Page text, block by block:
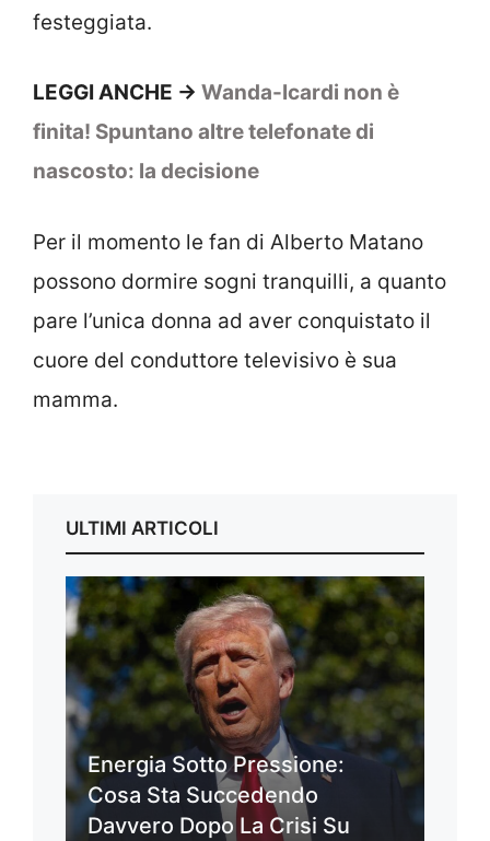
festeggiata.
LEGGI ANCHE -> Wanda-Icardi non è
finita! Spuntano altre telefonate di
nascosto: la decisione
Per il momento le fan di Alberto Matano
possono dormire sogni tranquilli, a quanto
pare l’unica donna ad aver conquistato il
cuore del conduttore televisivo è sua
mamma.
ULTIMI ARTICOLI
Energia Sotto Pressione:
Cosa Sta Succedendo
Davvero Dopo La Crisi Su